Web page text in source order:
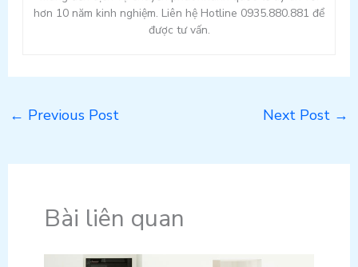
hơn 10 năm kinh nghiệm. Liên hệ Hotline 0935.880.881 để
được tư vấn.
← Previous Post Next Post →
Bài liên quan